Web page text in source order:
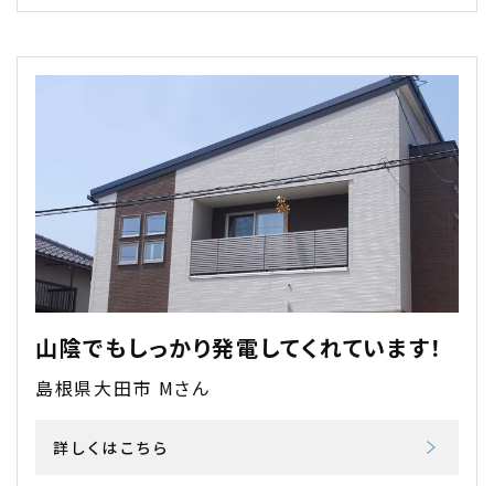
山陰でもしっかり発電してくれています！
島根県大田市 Mさん
詳しくはこちら